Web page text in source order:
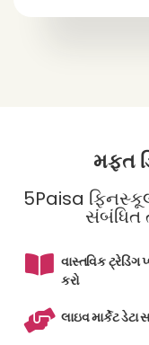
મફત
5Paisa
સંબંધિત
વાસ્તવિક
કરો
લાઇવ માર્કેટ